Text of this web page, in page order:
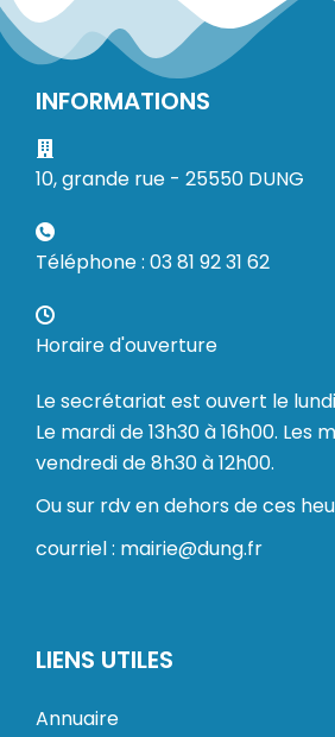
INFORMATIONS
10, grande rue - 25550 DUNG
Téléphone : 03 81 92 31 62
Horaire d'ouverture
Le secrétariat est ouvert le
Le mardi de 13h30 à 16h00. Les
vendredi de 8h30 à 12h00.
Ou sur rdv en dehors de ces
courriel : mairie@dung.fr
LIENS UTILES
Annuaire